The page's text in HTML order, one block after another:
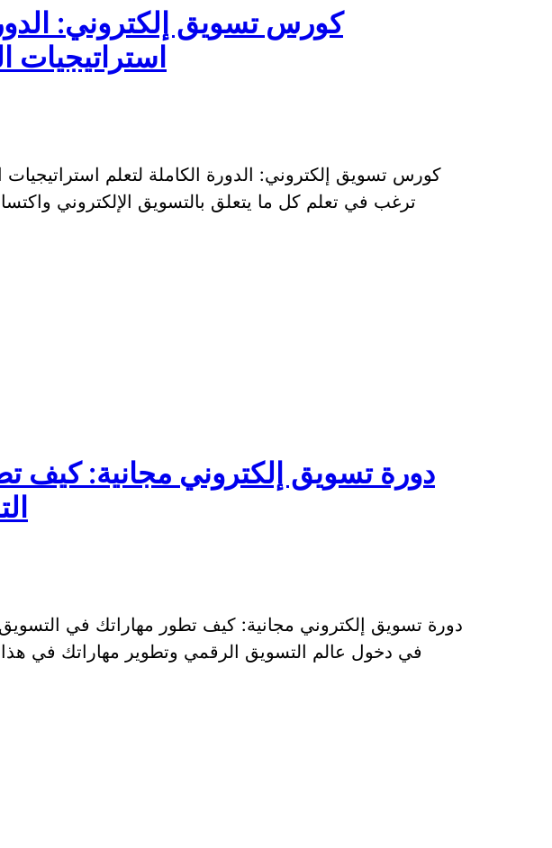
كورس تسويق إلكتروني:
استراتيجيات
كورس تسويق إلكتروني: الدورة الكاملة لتعلم
ترغب في تعلم كل ما يتعلق بالتسويق الإلكتروني
دورة تسويق إلكتروني مجانية: كيف
دورة تسويق إلكتروني مجانية: كيف تطور مهاراتك في
في دخول عالم التسويق الرقمي وتطوير مهاراتك في هذا